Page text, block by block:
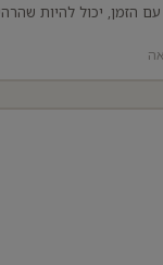
עם הזמן, יכול להיות